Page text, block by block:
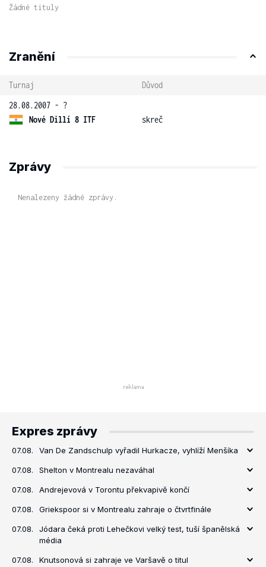
Žádné tituly
Zranění
Turnaj
Důvod
28.08.2007 - ?
Nové Dillí 8 ITF
skreč
Zprávy
Nenalezeny žádné zprávy.
Expres zprávy
07.08. Van De Zandschulp vyřadil Hurkacze, vyhlíží Menšíka
07.08. Shelton v Montrealu nezaváhal
07.08. Andrejevová v Torontu překvapivě končí
07.08. Griekspoor si v Montrealu zahraje o čtvrtfinále
07.08.
Jódara čeká proti Lehečkovi velký test, tuší španělská
média
07.08. Knutsonová si zahraje ve Varšavě o titul